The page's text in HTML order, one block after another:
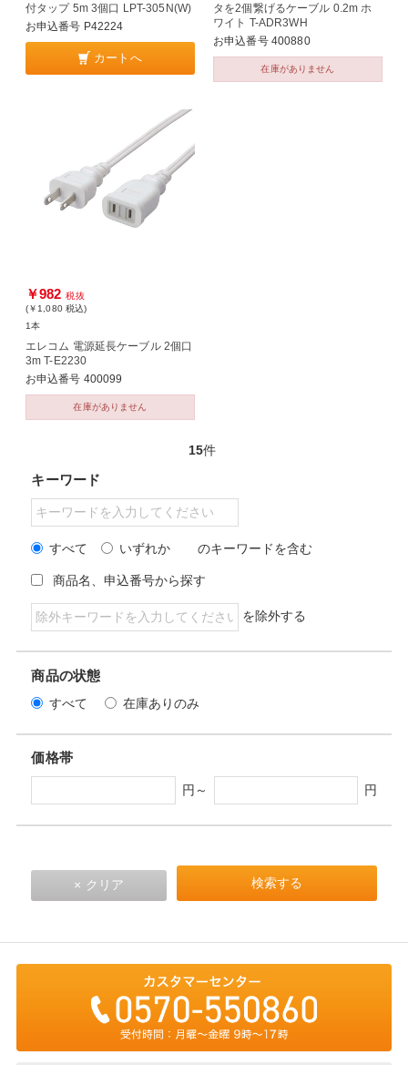
付タップ 5m 3個口 LPT-305N(W)
お申込番号 P42224
カートへ
タを2個繋げるケーブル 0.2m ホ
ワイト T-ADR3WH
お申込番号 400880
在庫がありません
￥982 税抜
(￥1,080 税込)
1本
エレコム 電源延長ケーブル 2個口
3m T-E2230
お申込番号 400099
在庫がありません
15件
キーワード
すべて いずれか のキーワードを含む
商品名、申込番号から探す
を除外する
商品の状態
すべて 在庫ありのみ
価格帯
円～ 円